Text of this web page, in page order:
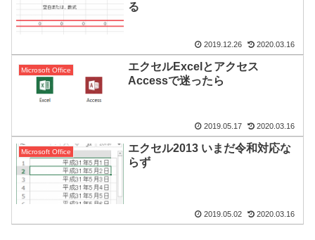
る
2019.12.26 2020.03.16
Microsoft Office
エクセルExcelとアクセス
Accessで迷ったら
2019.05.17 2020.03.16
Microsoft Office
エクセル2013 いまだ令和対応な
らず
2019.05.02 2020.03.16